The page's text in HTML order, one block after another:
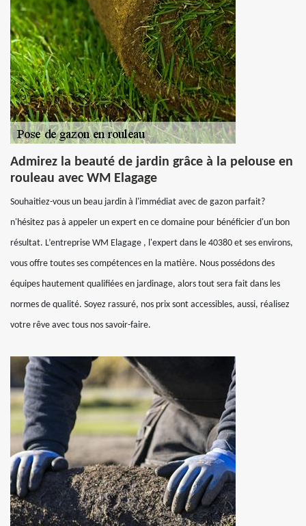
Admirez la beauté de jardin grâce à la pelouse en
rouleau avec WM Elagage
Souhaitiez-vous un beau jardin à l'immédiat avec de gazon parfait?
n'hésitez pas à appeler un expert en ce domaine pour bénéficier d'un bon
résultat. L’entreprise WM Elagage , l'expert dans le 40380 et ses environs,
vous offre toutes ses compétences en la matière. Nous possédons des
équipes hautement qualifiées en jardinage, alors tout sera fait dans les
normes de qualité. Soyez rassuré, nos prix sont accessibles, aussi, réalisez
votre rêve avec tous nos savoir-faire.